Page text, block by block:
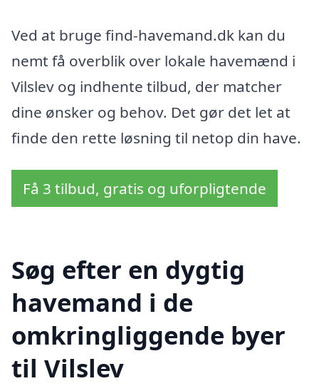
Ved at bruge find-havemand.dk kan du
nemt få overblik over lokale havemænd i
Vilslev og indhente tilbud, der matcher
dine ønsker og behov. Det gør det let at
finde den rette løsning til netop din have.
Få 3 tilbud, gratis og uforpligtende
Søg efter en dygtig
havemand i de
omkringliggende byer
til Vilslev